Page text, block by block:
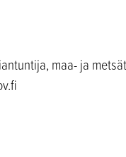
maa- ja